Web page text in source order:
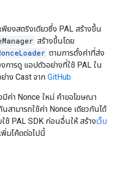
ยงสตริงเดียวซึ่ง PAL สร้างขึ้น
สร้างขึ้นโดย
ตามการตั้งค่าที่ส่ง
การดู แอปตัวอย่างที่ใช้ PAL ใน
าง Cast จาก GitHub
มีค่า Nonce ใหม่ คำขอโฆษณา
สามารถใช้ค่า Nonce เดียวกันได้
ช้ PAL SDK ก่อนอื่นให้ สร้างเว็บ
พิ่มโค้ดต่อไปนี้